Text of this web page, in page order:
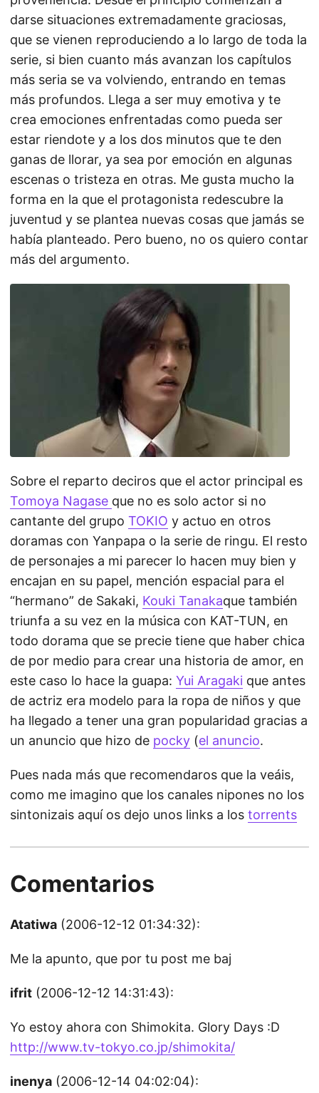
darse situaciones extremadamente graciosas,
que se vienen reproduciendo a lo largo de toda la
serie, si bien cuanto más avanzan los capítulos
más seria se va volviendo, entrando en temas
más profundos. Llega a ser muy emotiva y te
crea emociones enfrentadas como pueda ser
estar riendote y a los dos minutos que te den
ganas de llorar, ya sea por emoción en algunas
escenas o tristeza en otras. Me gusta mucho la
forma en la que el protagonista redescubre la
juventud y se plantea nuevas cosas que jamás se
había planteado. Pero bueno, no os quiero contar
más del argumento.
Sobre el reparto deciros que el actor principal es
Tomoya Nagase que no es solo actor si no
cantante del grupo TOKIO y actuo en otros
doramas con Yanpapa o la serie de ringu. El resto
de personajes a mi parecer lo hacen muy bien y
encajan en su papel, mención espacial para el
“hermano” de Sakaki, Kouki Tanakaque también
triunfa a su vez en la música con KAT-TUN, en
todo dorama que se precie tiene que haber chica
de por medio para crear una historia de amor, en
este caso lo hace la guapa: Yui Aragaki que antes
de actriz era modelo para la ropa de niños y que
ha llegado a tener una gran popularidad gracias a
un anuncio que hizo de pocky (el anuncio.
Pues nada más que recomendaros que la veáis,
como me imagino que los canales nipones no los
sintonizais aquí os dejo unos links a los torrents
Comentarios
Atatiwa (2006-12-12 01:34:32):
Me la apunto, que por tu post me baj
ifrit (2006-12-12 14:31:43):
Yo estoy ahora con Shimokita. Glory Days :D
http://www.tv-tokyo.co.jp/shimokita/
inenya (2006-12-14 04:02:04):